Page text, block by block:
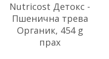
Nutricost Детокс -
Пшенична трева
Органик, 454 g
прах